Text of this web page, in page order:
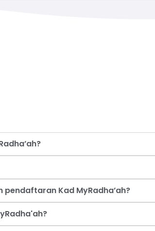
Kad MyRadha’ah?